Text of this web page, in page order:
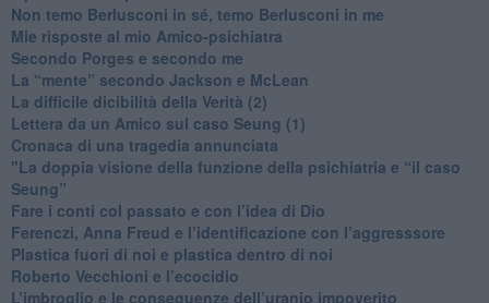
​Non temo Berlusconi in sé, temo Berlusconi in me
​Mie risposte al mio Amico-psichiatra
​Secondo Porges e secondo me
​La “mente” secondo Jackson e McLean
La difficile dicibilità della Verità (2)
​Lettera da un Amico sul caso Seung (1)
​Cronaca di una tragedia annunciata
"​La doppia visione della funzione della psichiatria e “il caso
Seung”
​Fare i conti col passato e con l’idea di Dio
​Ferenczi, Anna Freud e l’identificazione con l’aggresssore
Plastica fuori di noi e plastica dentro di noi
​Roberto Vecchioni e l’ecocidio
​L’imbroglio e le conseguenze dell’uranio impoverito